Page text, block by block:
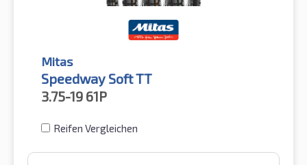
Mitas
Speedway Soft TT
3.75-19 61P
Reifen Vergleichen